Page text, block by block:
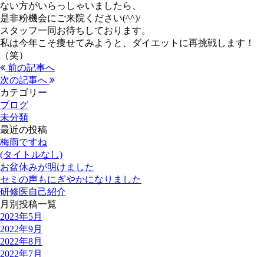
ない方がいらっしゃいましたら、
是非粉機会にご来院ください(^^)/
スタッフ一同お待ちしております。
私は今年こそ痩せてみようと、ダイエットに再挑戦します！
（笑）
前の記事へ
次の記事へ
カテゴリー
ブログ
未分類
最近の投稿
梅雨ですね
(タイトルなし)
お盆休みが明けました
セミの声もにぎやかになりました
研修医自己紹介
月別投稿一覧
2023年5月
2022年9月
2022年8月
2022年7月